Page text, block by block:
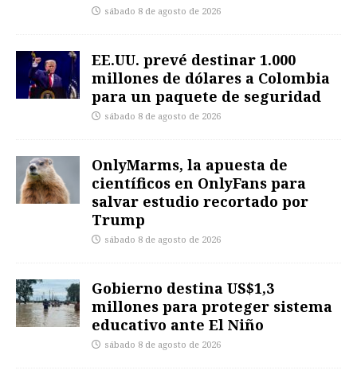
sábado 8 de agosto de 2026
EE.UU. prevé destinar 1.000
millones de dólares a Colombia
para un paquete de seguridad
sábado 8 de agosto de 2026
OnlyMarms, la apuesta de
científicos en OnlyFans para
salvar estudio recortado por
Trump
sábado 8 de agosto de 2026
Gobierno destina US$1,3
millones para proteger sistema
educativo ante El Niño
sábado 8 de agosto de 2026